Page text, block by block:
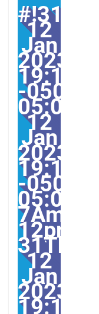
#!31Thu,
12
Jan
2023
19:18:09
-0500-
12
Jan
2023
19:18:09
-0500-
05:00-
31Thu,
12
Jan
2023
19:18:09